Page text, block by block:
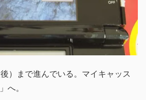
）まで進んでいる。マイキャッス
へ。